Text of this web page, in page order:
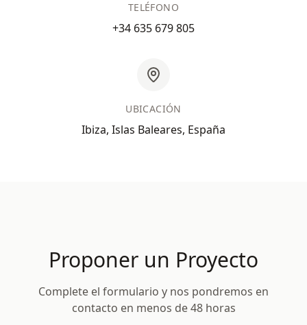
TELÉFONO
+34 635 679 805
UBICACIÓN
Ibiza, Islas Baleares, España
Proponer un Proyecto
Complete el formulario y nos pondremos en
contacto en menos de 48 horas